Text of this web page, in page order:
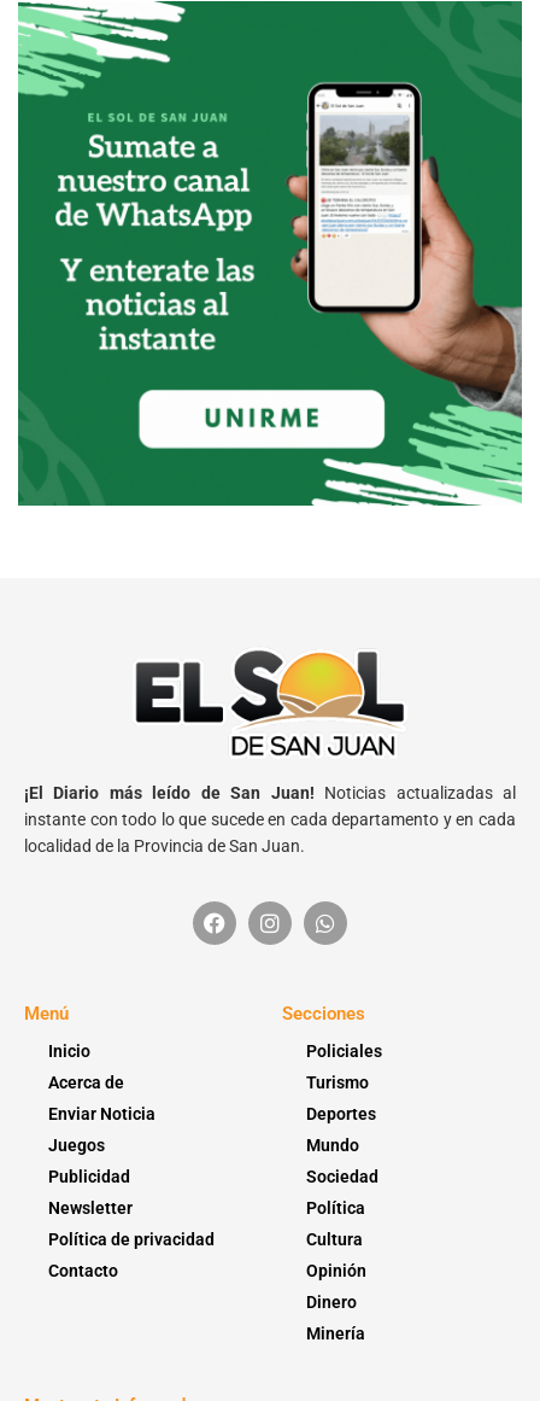
¡El Diario más leído de San Juan! Noticias actualizadas al
instante con todo lo que sucede en cada departamento y en cada
localidad de la Provincia de San Juan.
Menú
Inicio
Acerca de
Enviar Noticia
Juegos
Publicidad
Newsletter
Política de privacidad
Contacto
Secciones
Policiales
Turismo
Deportes
Mundo
Sociedad
Política
Cultura
Opinión
Dinero
Minería